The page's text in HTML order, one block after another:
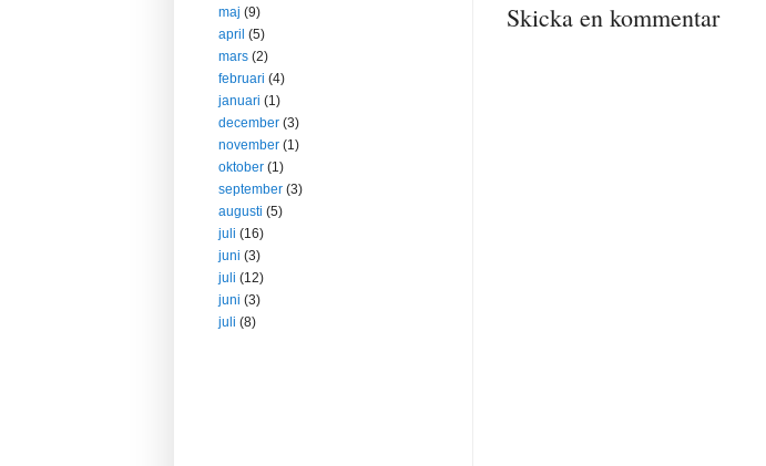
Skicka en kommentar
maj (9)
april (5)
mars (2)
februari (4)
januari (1)
december (3)
november (1)
oktober (1)
september (3)
augusti (5)
juli (16)
juni (3)
juli (12)
juni (3)
juli (8)